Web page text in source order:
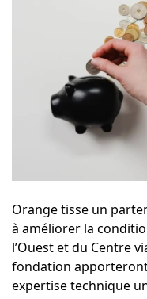
Orangetisse un
à améliorer la
l’Ouest et du Centre
fondation
expertise technique